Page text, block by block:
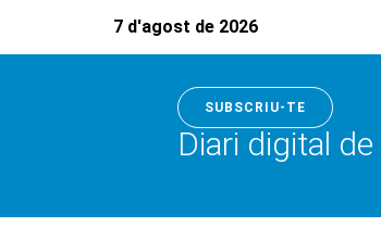
7 d'agost de 2026
SUBSCRIU-TE
Diari digital